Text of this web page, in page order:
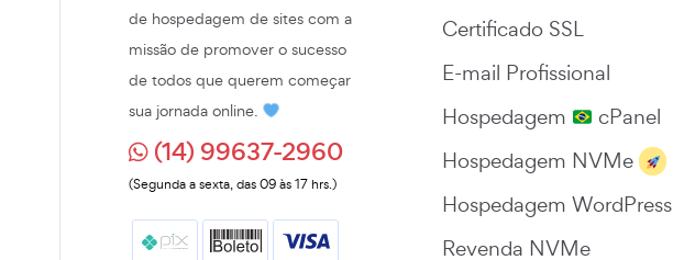
de hospedagem de sites com a
missão de promover o sucesso
de todos que querem começar
sua jornada online.
(14) 99637-2960
(Segunda a sexta, das 09 às 17 hrs.)
Certificado SSL
E-mail Profissional
Hospedagem
cPanel
Hospedagem NVMe
Hospedagem WordPress
Revenda NVMe